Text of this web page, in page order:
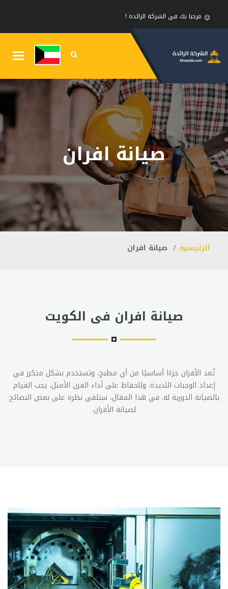
مرحبا بك فى الشركة الرائدة !
صيانة افران
الرئيسيه صيانة افران
صيانة افران فى الكويت
تُعد الأفران جزءًا أساسيًا من أي مطبخ، وتستخدم بشكل متكرر في
إعداد الوجبات اللذيذة. وللحفاظ على أداء الفرن الأمثل، يجب القيام
بالصيانة الدورية له. في هذا المقال، سنلقي نظرة على بعض النصائح
لصيانة الأفران.